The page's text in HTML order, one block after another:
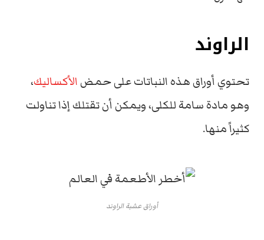
الراوند
تحتوي أوراق هذه النباتات على حمضالأكساليك،
وهو مادة سامة للكلى، ويمكن أن تقتلك إذا تناولت
كثيراً منها.
أوراق عشبة الراوند